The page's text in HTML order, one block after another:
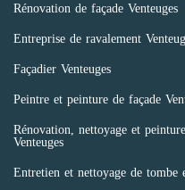
Rénovation de façade Venteuges
Entreprise de ravalement
Façadier Venteuges
Peintre et peinture de façade
Rénovation, nettoyage et
Venteuges
Entretien et nettoyage de tombe